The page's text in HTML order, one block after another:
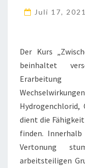
Juli 17, 2021
Der Kurs
beinhaltet
Erarbeitung
Hydrogenchlorid,
dient die
finden.
Vertonung
arbeitsteiligen